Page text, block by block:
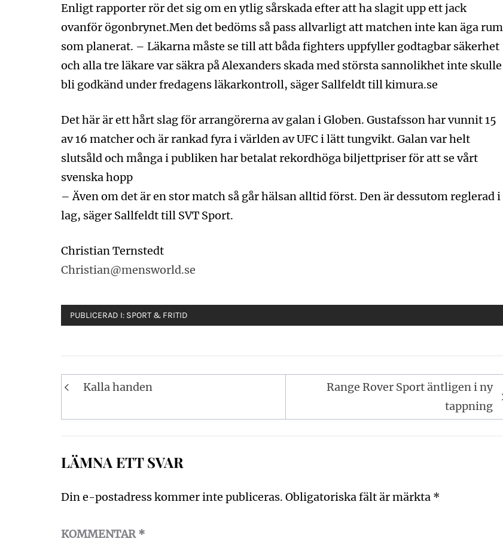
Enligt rapporter rör det sig om en ytlig sårskada efter att ha slagit upp ett jack
ovanför ögonbrynet.Men det bedöms så pass allvarligt att matchen inte kan äga rum
som planerat. – Läkarna måste se till att båda fighters uppfyller godtagbar säkerhet
och alla tre läkare var säkra på Alexanders skada med största sannolikhet inte skulle
bli godkänd under fredagens läkarkontroll, säger Sallfeldt till kimura.se
Det här är ett hårt slag för arrangörerna av galan i Globen. Gustafsson har vunnit 15
av 16 matcher och är rankad fyra i världen av UFC i lätt tungvikt. Galan var helt
slutsåld och många i publiken har betalat rekordhöga biljettpriser för att se vårt
svenska hopp
– Även om det är en stor match så går hälsan alltid först. Den är dessutom reglerad i
lag, säger Sallfeldt till SVT Sport.
Christian Ternstedt
Christian@mensworld.se
PUBLICERAD I: SPORT & FRITID
Inläggsnavigering
Kalla handen
Range Rover Sport äntligen i ny
tappning
LÄMNA ETT SVAR
Din e-postadress kommer inte publiceras. Obligatoriska fält är märkta *
KOMMENTAR*